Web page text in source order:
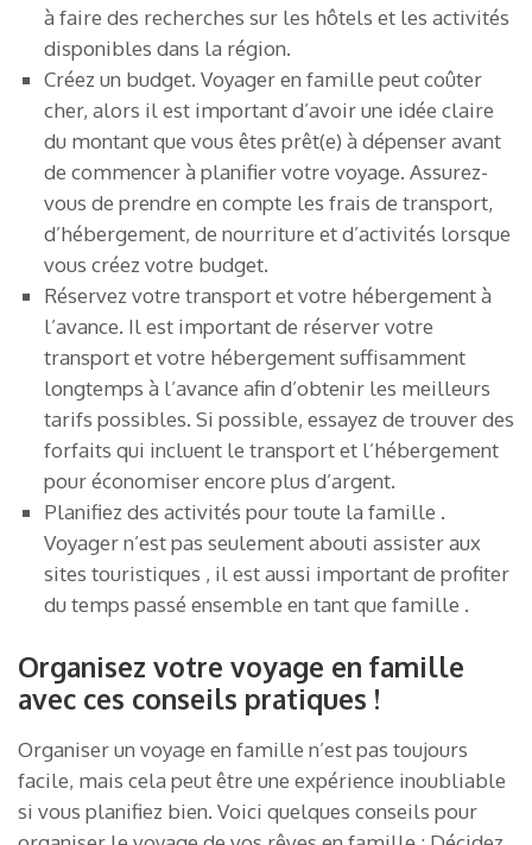
à faire des recherches sur les hôtels et les activités
disponibles dans la région.
Créez un budget. Voyager en famille peut coûter
cher, alors il est important d’avoir une idée claire
du montant que vous êtes prêt(e) à dépenser avant
de commencer à planifier votre voyage. Assurez-
vous de prendre en compte les frais de transport,
d’hébergement, de nourriture et d’activités lorsque
vous créez votre budget.
Réservez votre transport et votre hébergement à
l’avance. Il est important de réserver votre
transport et votre hébergement suffisamment
longtemps à l’avance afin d’obtenir les meilleurs
tarifs possibles. Si possible, essayez de trouver des
forfaits qui incluent le transport et l’hébergement
pour économiser encore plus d’argent.
Planifiez des activités pour toute la famille .
Voyager n’est pas seulement abouti assister aux
sites touristiques , il est aussi important de profiter
du temps passé ensemble en tant que famille .
Organisez votre voyage en famille
avec ces conseils pratiques !
Organiser un voyage en famille n’est pas toujours
facile, mais cela peut être une expérience inoubliable
si vous planifiez bien. Voici quelques conseils pour